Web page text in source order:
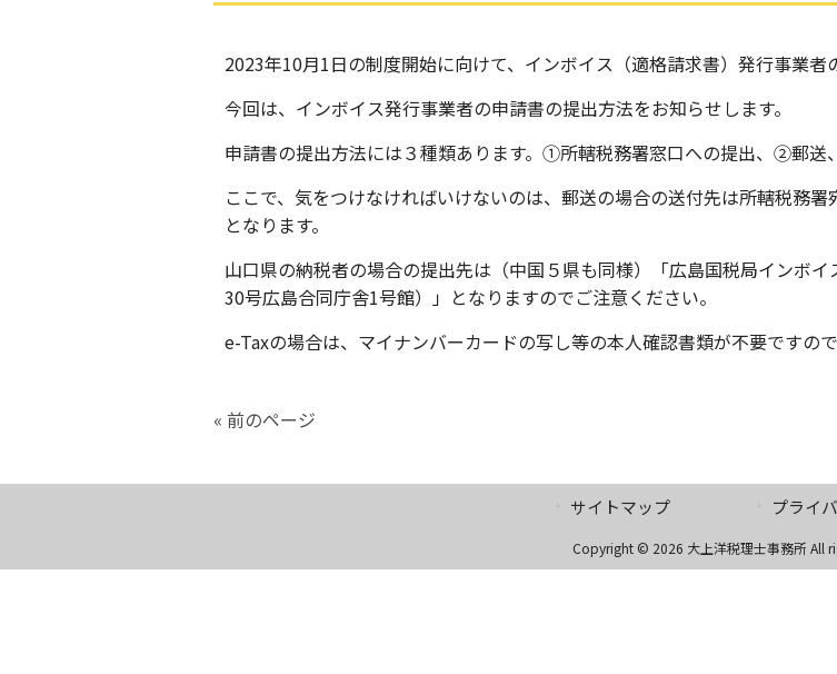
2023年10月1日の制度開始に向けて、インボイス（適格請求書）発行事業者
今回は、インボイス発行事業者の申請書の提出方法をお知らせします。
申請書の提出方法には３種類あります。①所轄税務署窓口への提出、②郵送
ここで、気をつけなければいけないのは、郵送の場合の送付先は所轄税務
となります。
山口県の納税者の場合の提出先は（中国５県も同様）「広島国税局インボ
30号広島合同庁舎1号館）」となりますのでご注意ください。
e-Taxの場合は、マイナンバーカードの写し等の本人確認書類が不要ですの
« 前のページ
サイトマップ プライ
Copyright © 2026 大上洋税理士事務所 All